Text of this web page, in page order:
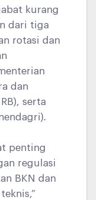
kurang
dari tiga
rotasi dan
dan
serta
penting
regulasi
BKN dan